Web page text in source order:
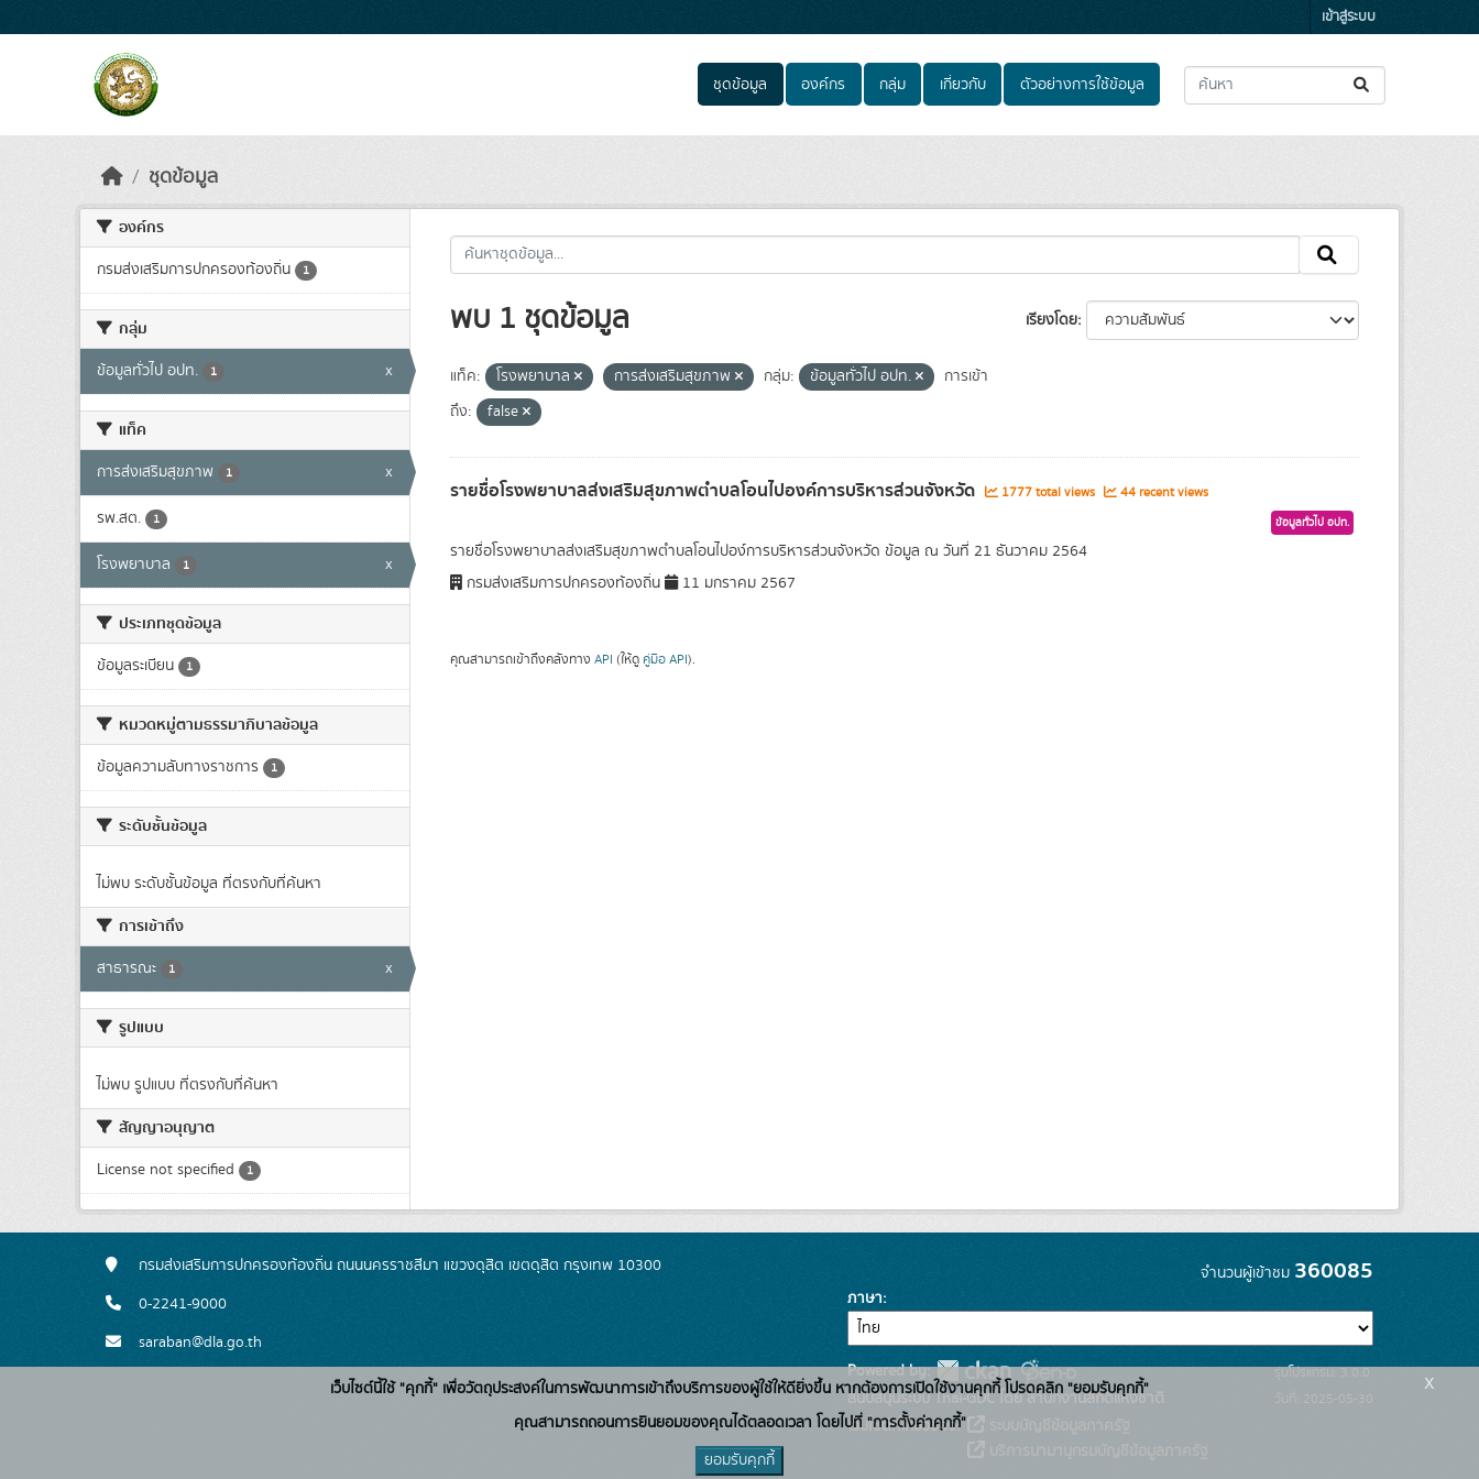
เข้าสู่ระบบ
ชุดข้อมูล องค์กร กลุ่ม เกี่ยวกับ ตัวอย่างการใช้ข้อมูล
ชุดข้อมูล
องค์กร
กรมส่งเสริมการปกครองท้องถิ่น 1
กลุ่ม
ข้อมูลทั่วไป อปท. 1 x
แท็ค
การส่งเสริมสุขภาพ 1 x
รพ.สต. 1
โรงพยาบาล 1 x
ประเภทชุดข้อมูล
ข้อมูลระเบียน 1
หมวดหมู่ตามธรรมาภิบาลข้อมูล
ข้อมูลความลับทางราชการ 1
ระดับชั้นข้อมูล
ไม่พบ ระดับชั้นข้อมูล ที่ตรงกับที่ค้นหา
การเข้าถึง
สาธารณะ 1 x
รูปแบบ
ไม่พบ รูปแบบ ที่ตรงกับที่ค้นหา
สัญญาอนุญาต
License not specified 1
เรียงโดย
พบ 1 ชุดข้อมูล
แท็ค: โรงพยาบาล การส่งเสริมสุขภาพ กลุ่ม: ข้อมูลทั่วไป อปท.
การเข้า
ถึง:
false
รายชื่อโรงพยาบาลส่งเสริมสุขภาพตำบลโอนไปองค์การบริหารส่วนจังหวัด 1777 total views 44 recent views
ข้อมูลทั่วไป อปท.
รายชื่อโรงพยาบาลส่งเสริมสุขภาพตำบลโอนไปอง์การบริหารส่วนจังหวัด ข้อมูล ณ วันที่ 21 ธันวาคม 2564
กรมส่งเสริมการปกครองท้องถิ่น
11 มกราคม 2567
คุณสามารถเข้าถึงคลังทาง API (ให้ดู คู่มือ API).
กรมส่งเสริมการปกครองท้องถิ่น ถนนนครราชสีมา แขวงดุสิต เขตดุสิต กรุงเทพ 10300
0-2241-9000
saraban@dla.go.th
จำนวนผู้เข้าชม 360085
ภาษา
Powered by:
สนับสนุนระบบ Thai-GDC โดย สำนักงานสถิติแห่งชาติ
เว็บไซต์ที่เกี่ยวข้อง:
รุ่นโปรแกรม: 3.0.0
วันที่: 2025-05-30
เว็บไซต์นี้ใช้ "คุกกี้" เพื่อวัตถุประสงค์ในการพัฒนาการเข้าถึงบริการของผู้ใช้ให้ดียิ่งขึ้น หากต้องการเปิดใช้งานคุกกี้ โปรดคลิก "ยอมรับคุกกี้"
คุณสามารถถอนการยินยอมของคุณได้ตลอดเวลา โดยไปที่ "การตั้งค่าคุกกี้"
ยอมรับคุกกี้
x